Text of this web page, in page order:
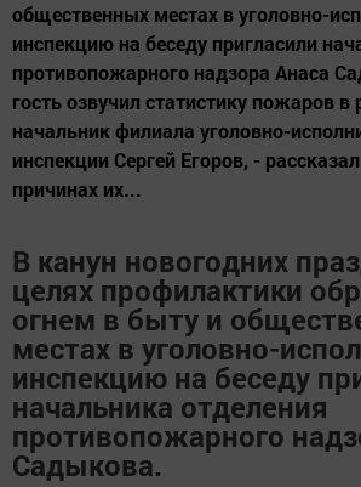
общественных местах в уголовно-
инспекцию на беседу пригласили
противопожарного надзора Анаса
гость озвучил статистику пожаров в
начальник филиала уголовно-
инспекции Сергей Егоров, -
причинах их...
В канун новогодних
целях профилактики
огнем в быту и
местах в уголовно-
инспекцию на беседу
начальника отделения
противопожарного
Садыкова.